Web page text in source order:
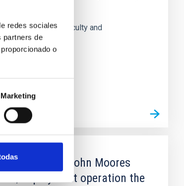
redes sociales
partners de
o
Marketing
-Exchange of faculty and
Liverpool John Moores
deployment operation the